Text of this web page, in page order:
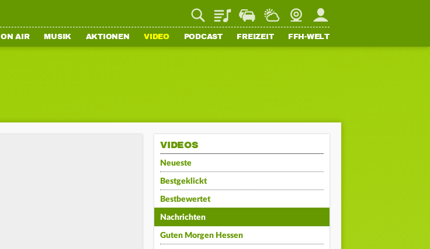
PlaylistStaupilotWetterWebcamMein FFH
ON AIR MUSIK AKTIONEN VIDEO PODCAST FREIZEIT FFH-WELT
VIDEOS
Neueste
Bestgeklickt
Bestbewertet
Nachrichten
Guten Morgen Hessen